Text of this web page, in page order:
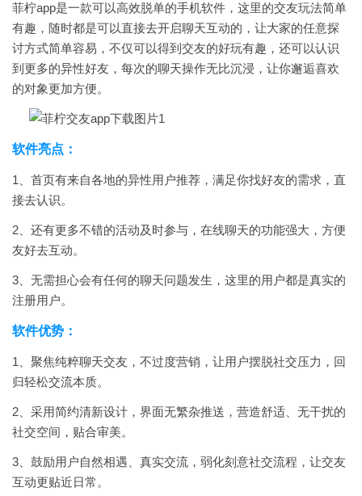
菲柠app是一款可以高效脱单的手机软件，这里的交友玩法简单
有趣，随时都是可以直接去开启聊天互动的，让大家的任意探
讨方式简单容易，不仅可以得到交友的好玩有趣，还可以认识
到更多的异性好友，每次的聊天操作无比沉浸，让你邂逅喜欢
的对象更加方便。
软件亮点：
1、首页有来自各地的异性用户推荐，满足你找好友的需求，直
接去认识。
2、还有更多不错的活动及时参与，在线聊天的功能强大，方便
友好去互动。
3、无需担心会有任何的聊天问题发生，这里的用户都是真实的
注册用户。
软件优势：
1、聚焦纯粹聊天交友，不过度营销，让用户摆脱社交压力，回
归轻松交流本质。
2、采用简约清新设计，界面无繁杂推送，营造舒适、无干扰的
社交空间，贴合审美。
3、鼓励用户自然相遇、真实交流，弱化刻意社交流程，让交友
互动更贴近日常。